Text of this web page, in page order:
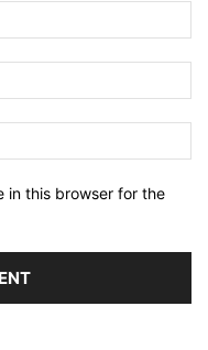
in this browser for the